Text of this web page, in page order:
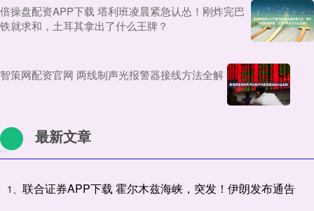
倍操盘配资APP下载 塔利班凌晨紧急认怂！刚炸完巴
铁就求和，土耳其拿出了什么王牌？
智策网配资官网 两线制声光报警器接线方法全解
最新文章
1、 联合证券APP下载 霍尔木兹海峡，突发！伊朗发布通告